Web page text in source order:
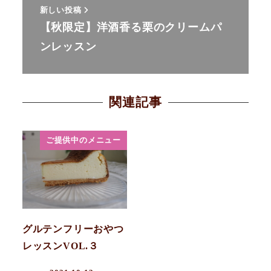
新しい投稿
【秋限定】洋酒香る栗のクリームパ
ンレッスン
関連記事
ご提供中のメニュー
グルテンフリーおやつ
レッスンVOL.３